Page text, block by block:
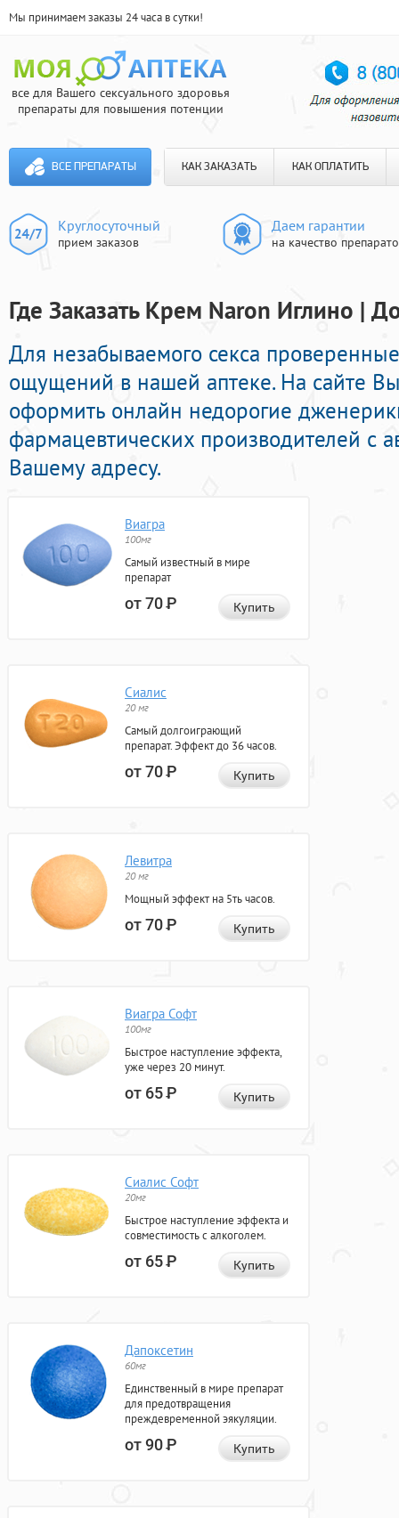
Мы принимаем заказы 24 часа в сутки!
все для Вашего сексуального здоровья
препараты для повышения потенции
ВСЕ ПРЕПАРАТЫ КАК ЗАКАЗАТЬ КАК ОПЛАТИТЬ
Круглосуточный
прием заказов
Даем гарантии
на качество
Где Заказать Крем Naron Иглино |
Для незабываемого секса
ощущений в нашей аптеке. На сайте
оформить онлайн недорогие
фармацевтических производителей с
Вашему адресу.
Виагра
100мг
Самый известный в мире
препарат
от 70Р Купить
Сиалис
20 мг
Самый долгоиграющий
препарат. Эффект до 36 часов.
от 70Р Купить
Левитра
20 мг
Мощный эффект на 5ть часов.
от 70Р Купить
Виагра Софт
100мг
Быстрое наступление эффекта,
уже через 20 минут.
от 65Р Купить
Сиалис Софт
20мг
Быстрое наступление эффекта и
совместимость с алкоголем.
от 65Р Купить
Дапоксетин
60мг
Единственный в мире препарат
для предотвращения
преждевременной эякуляции.
от 90Р Купить